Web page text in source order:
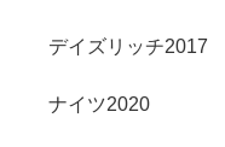
デイズリッチ2017
ナイツ2020